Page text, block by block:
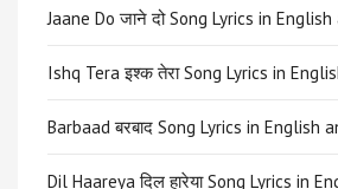
Jaane Do जाने दो Song Lyrics in
Ishq Tera इश्क तेरा Song Lyrics in
Barbaad बरबाद Song Lyrics in English
Dil Haareya दिल हारेया Song Lyrics in